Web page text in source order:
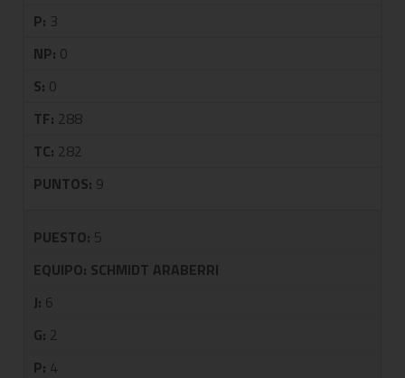
P: 3
NP: 0
S: 0
TF: 288
TC: 282
PUNTOS: 9
PUESTO: 5
EQUIPO: SCHMIDT ARABERRI
J: 6
G: 2
P: 4